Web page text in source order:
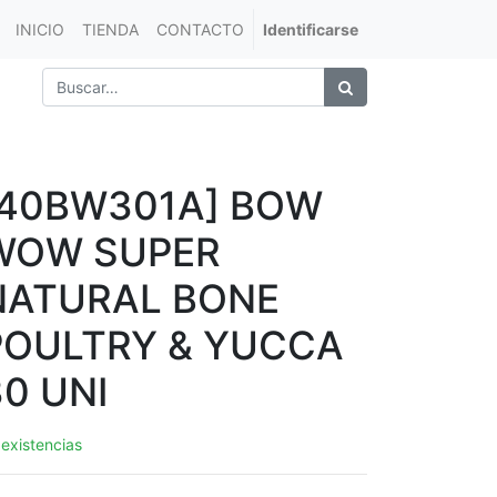
INICIO TIENDA CONTACTO Identificarse
BOW
SUPER
BONE
& YUCCA
UNI